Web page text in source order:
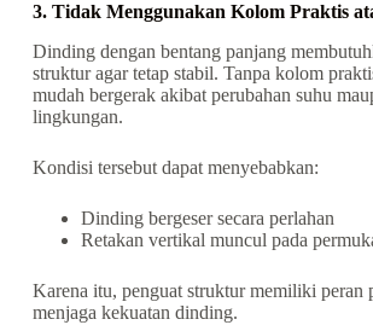
3. Tidak Menggunakan Kolom Praktis
Dinding dengan bentang panjang
struktur agar tetap stabil. Tanpa kolom
mudah bergerak akibat perubahan suhu
lingkungan.
Kondisi tersebut dapat menyebabkan:
Dinding bergeser secara perlahan
Retakan vertikal muncul pada
Karena itu, penguat struktur memiliki peran
menjaga kekuatan dinding.